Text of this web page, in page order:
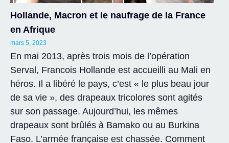
Hollande, Macron et le naufrage de la France
en Afrique
mars 5, 2023
En mai 2013, après trois mois de l’opération
Serval, Francois Hollande est accueilli au Mali en
héros. Il a libéré le pays, c’est « le plus beau jour
de sa vie », des drapeaux tricolores sont agités
sur son passage. Aujourd’hui, les mêmes
drapeaux sont brûlés à Bamako ou au Burkina
Faso. L’armée française est chassée. Comment